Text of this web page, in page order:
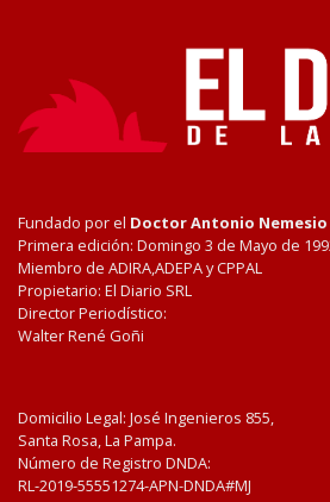
Fundado por el Doctor Antonio Nemesio
Primera edición: Domingo 3 de Mayo de
Miembro de ADIRA,ADEPA y CPPAL
Propietario: El Diario SRL
Director Periodístico:
Walter René Goñi
Domicilio Legal: José Ingenieros 855,
Santa Rosa, La Pampa.
Número de Registro DNDA:
RL-2019-55551274-APN-DNDA#MJ